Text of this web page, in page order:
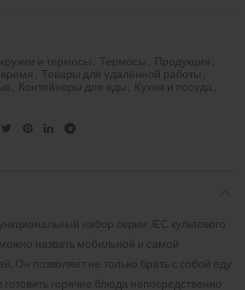
и термосы Термосы Продукция
Товары для удалённой работы
Контейнеры для еды Кухня и посуда
набор серии JEC культового
назвать мобильной и самой
Он позволяет не только брать с собой еду
горячие блюда непосредственно